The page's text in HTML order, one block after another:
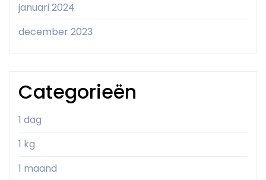
januari 2024
december 2023
Categorieën
1 dag
1 kg
1 maand